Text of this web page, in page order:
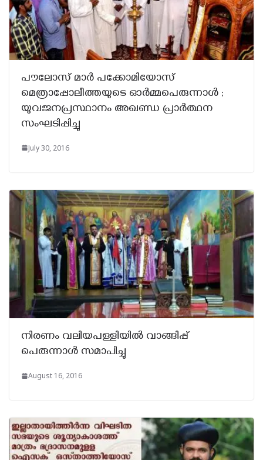
പൗലോസ്‌ മാര്‍ പക്കോമിയോസ്
മെത്രാപ്പോലീത്തയുടെ ഓര്‍മ്മപെരുന്നാള്‍ ;
യുവജനപ്രസ്ഥാനം അഖണ്ഡ പ്രാര്‍ത്ഥന
സംഘടിപ്പിച്ചു
July 30, 2016
നിരണം വലിയപള്ളിയില്‍ വാങ്ങിപ്പ്
പെരുന്നാള്‍ സമാപിച്ചു
August 16, 2016